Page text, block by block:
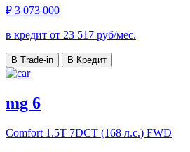
₽ 3 073 000
в кредит от 23 517 руб/мес.
В Trade-in В Кредит
mg 6
Comfort 1.5T 7DCT (168 л.с.) FWD